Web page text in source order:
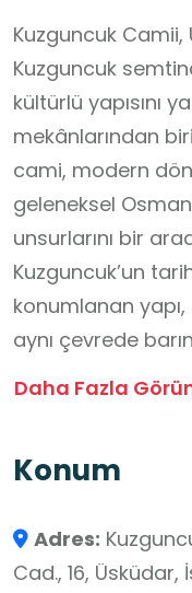
Kuzguncuk
Kuzguncuk
kültürlü yapısını
mekânlarından
cami, modern
geleneksel
unsurlarını bir
Kuzguncuk’un
konumlanan yapı,
aynı çevrede
bakımından
işlevlerini, mimari
imkân tanımakta;
ile kültürel miras,
Daha Fazla
Konum
Adres:
Cad., 16, Üsküdar,